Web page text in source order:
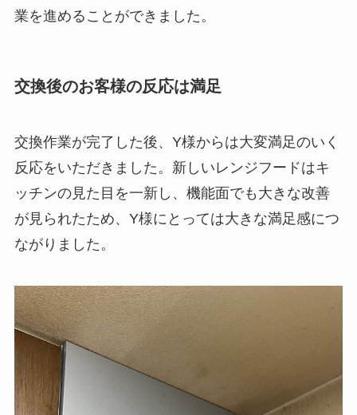
業を進めることができました。
交換後のお客様の反応は満足
交換作業が完了した後、Y様からは大変満足のいく
反応をいただきました。新しいレンジフードはキ
ッチンの見た目を一新し、機能面でも大きな改善
が見られたため、Y様にとっては大きな満足感につ
ながりました。